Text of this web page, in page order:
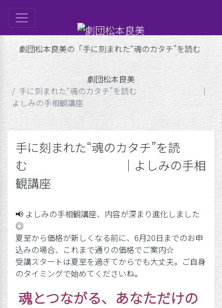
プ
美
劇団松本良美
手に刻まれた“魂のカタチ”を読む ｜
よしみの手相観講座
松本良美の「手に刻まれた“魂のカタチ”を読む
手に刻まれた“魂のカタチ”を読
む ｜よしみの手相
観講座
📢 よしみの手相観講座、内容が深まり進化しました
◎
夏至から価格が新しくなる前に、6月20日までのお申
込みの場合、これまで通りの価格でご案内☆
受講スタートは夏至を過ぎてからでも大丈夫。ご自身
のタイミングで始めてくださいね。
魂とつながる、あなただけの